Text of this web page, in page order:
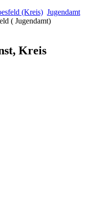
(Kreis) Jugendamt
( Jugendamt)
Kreis